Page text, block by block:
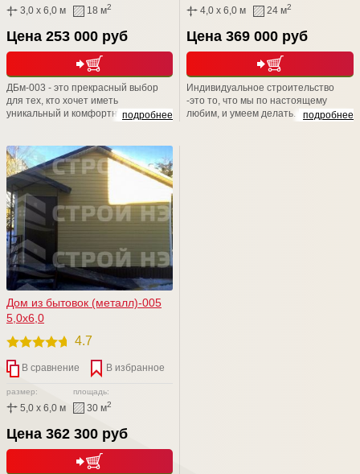
3,0 x 6,0 м 18 м2
Цена 253 000 руб
подробнее
ДБм-003 - это прекрасный выбор
для тех, кто хочет иметь
уникальный и комфортный дом, на
проекте, тогда заказывайте
немедленно его в компании СТРОЙ
НЭСАБ-н. Мы построим его для Вас
быстро, качественно и непременно
в срок!
4,0 x 6,0 м 24 м2
Цена 369 000 руб
подробнее
Индивидуальное строительство
-это то, что мы по настоящему
любим, и умеем делать. Команда
Дом из бытовок (металл)-005
5,0х6,0
4.7
В сравнение В избранное
размер:
5,0 x 6,0 м
площадь:
30 м2
Цена 362 300 руб